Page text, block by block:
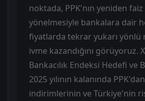
noktada, PPK'nın yeniden
yönelmesiyle bankalara dair
fiyatlarda tekrar yukarı yönlü
ivme kazandığını görüyoruz.
Bankacılık Endeksi Hedefi ve
2025 yılının kalanında
indirimlerinin ve Türkiye'nin